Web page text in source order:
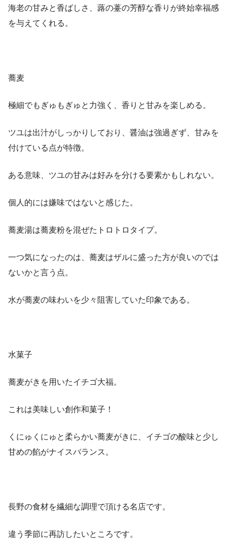
海老の甘みと香ばしさ、蕗の薹の芳醇な香りが終始幸福感
を与えてくれる。
蕎麦
極細でもぎゅもぎゅと力強く、香りと甘みを楽しめる。
ツユは出汁がしっかりしており、醤油は強過ぎず、甘みを
付けている点が特徴。
ある意味、ツユの甘みは好みを分ける要素かもしれない。
個人的には嫌味ではないと感じた。
蕎麦湯は蕎麦粉を混ぜたトロトロタイプ。
一つ気になったのは、蕎麦はザルに盛った方が良いのでは
ないかと言う点。
水が蕎麦の味わいを少々阻害していた印象である。
水菓子
蕎麦がきを用いたイチゴ大福。
これは美味しい創作和菓子！
くにゅくにゅと柔らかい蕎麦がきに、イチゴの酸味と少し
甘めの餡がナイスバランス。
長野の食材を繊細な調理で頂ける名店です。
違う季節に再訪したいところです。